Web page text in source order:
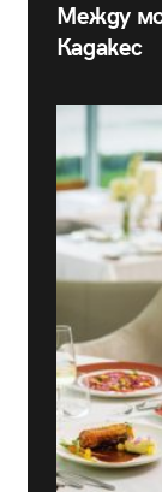
Между
Кадакес